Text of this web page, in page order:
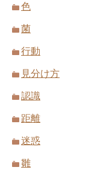
色
菌
行動
見分け方
認識
距離
迷惑
雛